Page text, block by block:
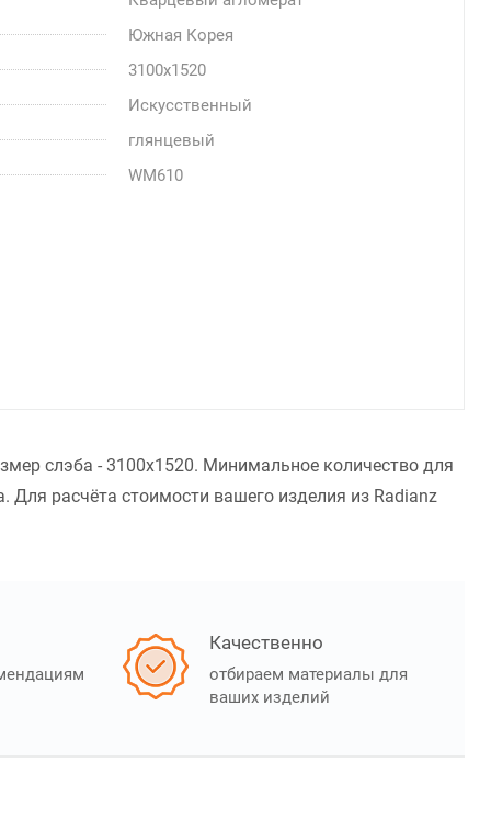
Южная Корея
3100x1520
Искусственный
глянцевый
WM610
слэба - 3100x1520. Минимальное количество для
расчёта стоимости вашего изделия из Radianz
Качественно
отбираем материалы для
ваших изделий